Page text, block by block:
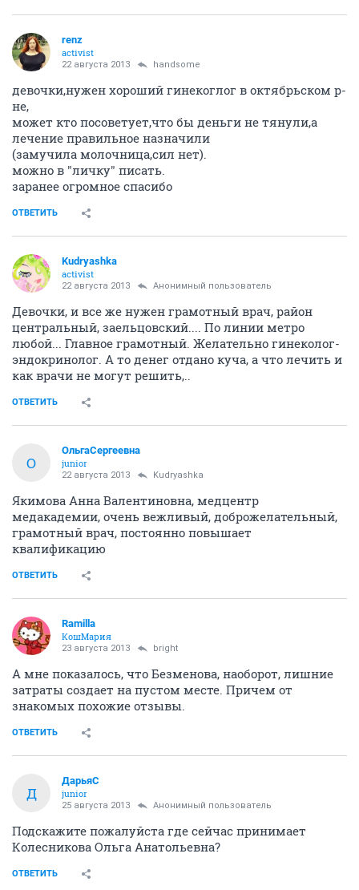
renz
activist
22 августа 2013 handsome
девочки,нужен хороший гинекоглог в октябрьском р-
не,
может кто посоветует,что бы деньги не тянули,а
лечение правильное назначили
(замучила молочница,сил нет).
можно в "личку" писать.
заранее огромное спасибо
ОТВЕТИТЬ
Kudryashka
activist
22 августа 2013 Анонимный пользователь
Девочки, и все же нужен грамотный врач, район
центральный, заельцовский.... По линии метро
любой... Главное грамотный. Желательно гинеколог-
эндокринолог. А то денег отдано куча, а что лечить и
как врачи не могут решить,..
ОТВЕТИТЬ
О
ОльгаСергеевна
junior
22 августа 2013 Kudryashka
Якимова Анна Валентиновна, медцентр
медакадемии, очень вежливый, доброжелательный,
грамотный врач, постоянно повышает
квалификацию
ОТВЕТИТЬ
Ramilla
КошМария
23 августа 2013 bright
А мне показалось, что Безменова, наоборот, лишние
затраты создает на пустом месте. Причем от
знакомых похожие отзывы.
ОТВЕТИТЬ
Д
ДарьяС
junior
25 августа 2013 Анонимный пользователь
Подскажите пожалуйста где сейчас принимает
Колесникова Ольга Анатольевна?
ОТВЕТИТЬ